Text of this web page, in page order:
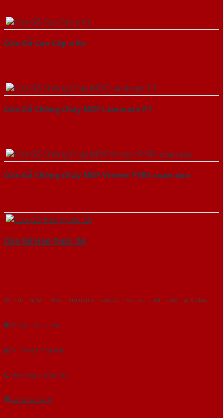
Cửa Gỗ Cao Cấp o fix
Cửa Gỗ Chống Cháy MDF Laminate P1
Cửa Gỗ Chống Cháy MDF Veneer P1R5 xoan dao
Cửa Gỗ Hàn Quốc 3A
Với kinh nghiệm nhiêu năm nghiên cứu cửa theo tiêu chuẩn công nghệ Châu
Gửi yêu cầu tư vấn
Tải báo giá tổng hợp
Yêu cầu gọi lại (3 phút)
Dành cho đại lý